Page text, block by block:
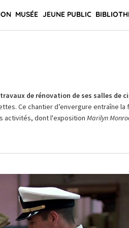
MUSÉE JEUNE PUBLIC
de rénovation de ses salles de
Ce chantier d’envergure entraîne
activités, dont l'exposition Marilyn